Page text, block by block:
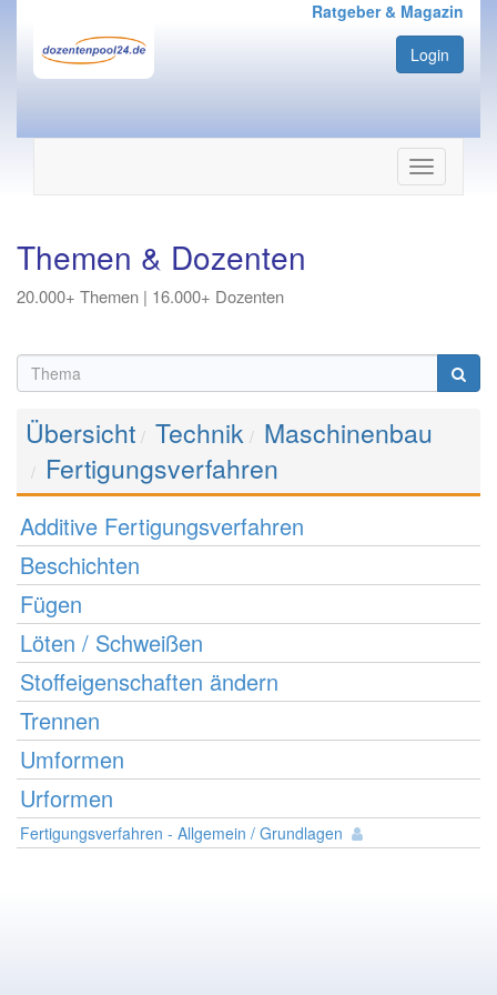
Ratgeber & Magazin
Login
Navigation
ein-/
Themen & Dozenten
20.000+ Themen | 16.000+ Dozenten
Übersicht Technik Maschinenbau
Fertigungsverfahren
Additive Fertigungsverfahren
Beschichten
Fügen
Löten / Schweißen
Stoffeigenschaften ändern
Trennen
Umformen
Urformen
Fertigungsverfahren - Allgemein / Grundlagen